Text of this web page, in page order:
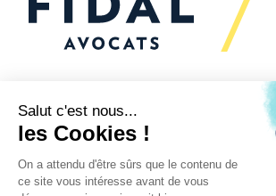
Vous souhaitez
avec nous ?
Nous sommes